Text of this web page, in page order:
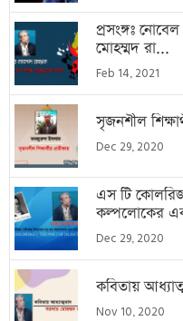
প্রসংঙ্গঃ
মোহম্মদ রা...
Feb 14, 2021
সৃজনশীল
Dec 29, 2020
এস টি
কল্পলোকের
Dec 29, 2020
কবিতায়
Nov 10, 2020